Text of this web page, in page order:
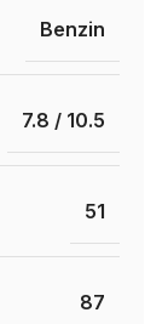
Benzin
7.8 / 10.5
51
87